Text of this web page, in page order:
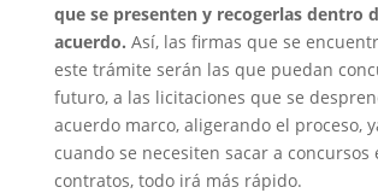
que se presenten y recogerlas dentro
acuerdo. Así, las firmas que se
este trámite serán las que puedan
futuro, a las licitaciones que se
acuerdo marco, aligerando el proceso,
cuando se necesiten sacar a concursos
contratos, todo irá más rápido.